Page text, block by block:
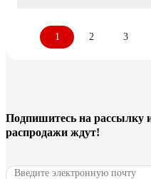
1 2 3
Подпишитесь на рассылку
распродажи ждут!